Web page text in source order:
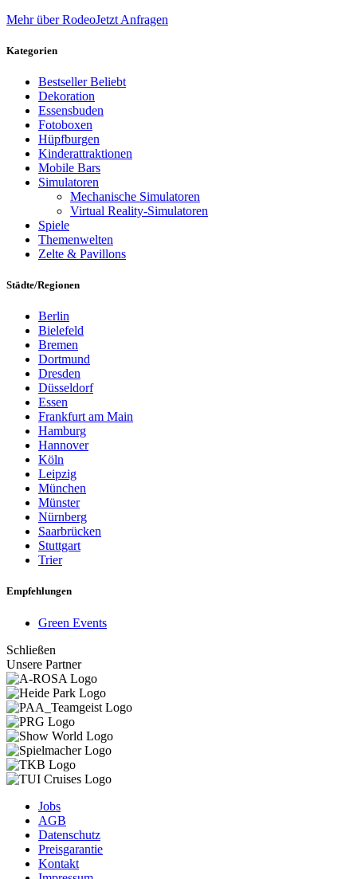
Mehr über RodeoJetzt Anfragen
Kategorien
BestsellerBeliebt
Dekoration
Essensbuden
Fotoboxen
Hüpfburgen
Kinderattraktionen
Mobile Bars
Simulatoren
Mechanische Simulatoren
Virtual Reality-Simulatoren
Spiele
Themenwelten
Zelte & Pavillons
Städte/Regionen
Berlin
Bielefeld
Bremen
Dortmund
Dresden
Düsseldorf
Essen
Frankfurt am Main
Hamburg
Hannover
Köln
Leipzig
München
Münster
Nürnberg
Saarbrücken
Stuttgart
Trier
Empfehlungen
Green Events
Schließen
Unsere Partner
Jobs
AGB
Datenschutz
Preisgarantie
Kontakt